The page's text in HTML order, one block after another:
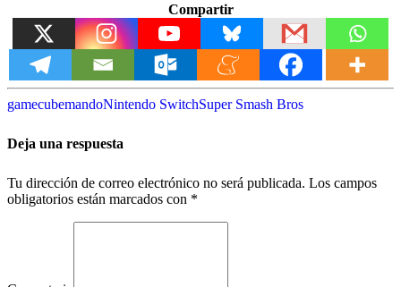
Compartir
gamecubemandoNintendo SwitchSuper Smash Bros
Deja una respuesta
Tu dirección de correo electrónico no será publicada. Los campos
obligatorios están marcados con *